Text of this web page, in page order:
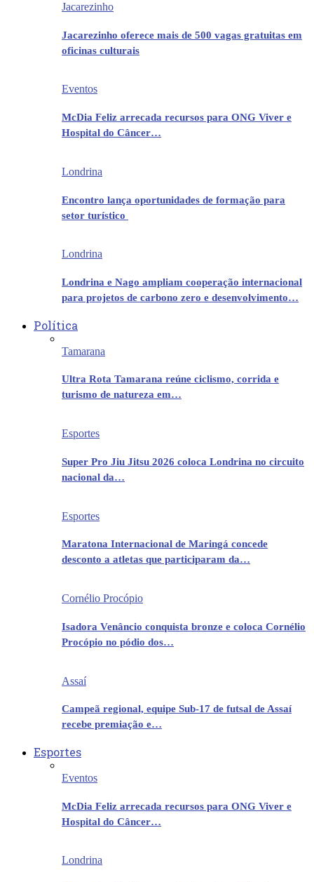
Jacarezinho
Jacarezinho oferece mais de 500 vagas gratuitas em
oficinas culturais
Eventos
McDia Feliz arrecada recursos para ONG Viver e
Hospital do Câncer…
Londrina
Encontro lança oportunidades de formação para
setor turístico
Londrina
Londrina e Nago ampliam cooperação internacional
para projetos de carbono zero e desenvolvimento…
Política
Tamarana
Ultra Rota Tamarana reúne ciclismo, corrida e
turismo de natureza em…
Esportes
Super Pro Jiu Jitsu 2026 coloca Londrina no circuito
nacional da…
Esportes
Maratona Internacional de Maringá concede
desconto a atletas que participaram da…
Cornélio Procópio
Isadora Venâncio conquista bronze e coloca Cornélio
Procópio no pódio dos…
Assaí
Campeã regional, equipe Sub-17 de futsal de Assaí
recebe premiação e…
Esportes
Eventos
McDia Feliz arrecada recursos para ONG Viver e
Hospital do Câncer…
Londrina